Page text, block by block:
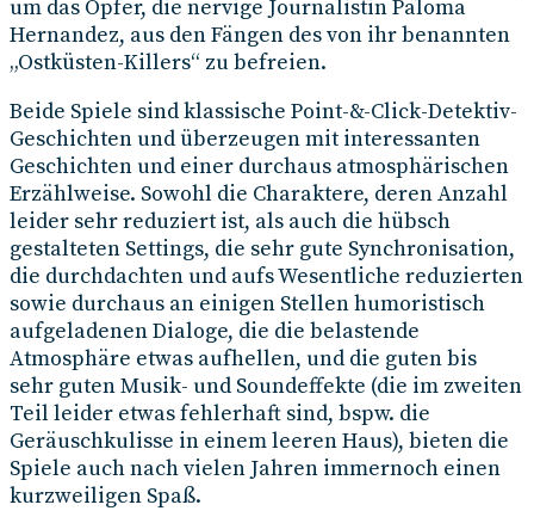
um das Opfer, die nervige Journalistin Paloma
Hernandez, aus den Fängen des von ihr benannten
„Ostküsten-Killers“ zu befreien.
Beide Spiele sind klassische Point-&-Click-Detektiv-
Geschichten und überzeugen mit interessanten
Geschichten und einer durchaus atmosphärischen
Erzählweise. Sowohl die Charaktere, deren Anzahl
leider sehr reduziert ist, als auch die hübsch
gestalteten Settings, die sehr gute Synchronisation,
die durchdachten und aufs Wesentliche reduzierten
sowie durchaus an einigen Stellen humoristisch
aufgeladenen Dialoge, die die belastende
Atmosphäre etwas aufhellen, und die guten bis
sehr guten Musik- und Soundeffekte (die im zweiten
Teil leider etwas fehlerhaft sind, bspw. die
Geräuschkulisse in einem leeren Haus), bieten die
Spiele auch nach vielen Jahren immernoch einen
kurzweiligen Spaß.